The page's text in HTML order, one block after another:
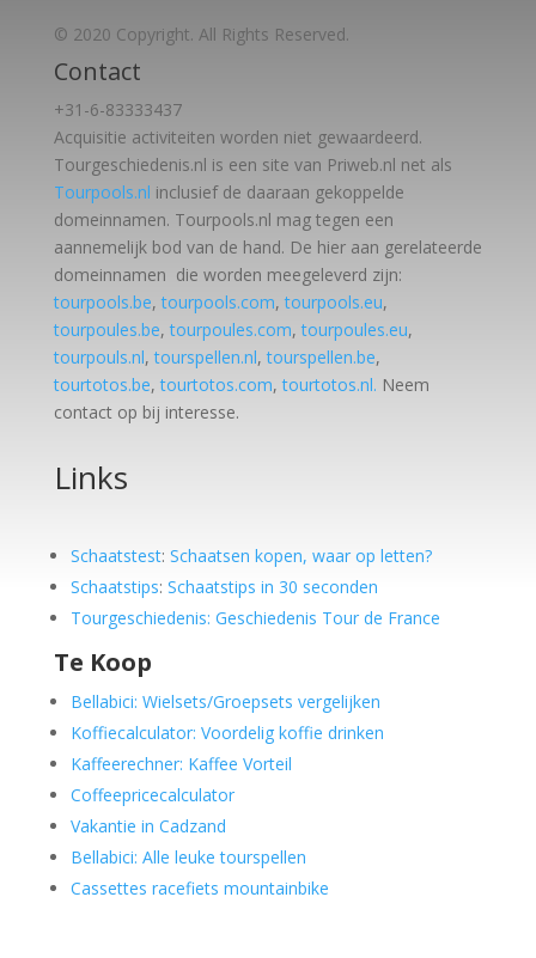
© 2020 Copyright. All Rights Reserved.
Contact
+31-6-83333437
Acquisitie activiteiten worden niet gewaardeerd.
Tourgeschiedenis.nl is een site van Priweb.nl net als
Tourpools.nl inclusief de daaraan gekoppelde
domeinnamen. Tourpools.nl mag tegen een
aannemelijk bod van de hand. De hier aan gerelateerde
domeinnamen die worden meegeleverd zijn:
tourpools.be,tourpools.com,tourpools.eu,
tourpoules.be,tourpoules.com,tourpoules.eu,
tourpouls.nl,tourspellen.nl,tourspellen.be,
tourtotos.be,tourtotos.com,tourtotos.nl. Neem
contact op bij interesse.
Links
Schaatstest: Schaatsen kopen, waar op letten?
Schaatstips: Schaatstips in 30 seconden
Tourgeschiedenis: Geschiedenis Tour de France
Te Koop
Bellabici: Wielsets/Groepsets vergelijken
Koffiecalculator: Voordelig koffie drinken
Kaffeerechner: Kaffee Vorteil
Coffeepricecalculator
Vakantie in Cadzand
Bellabici: Alle leuke tourspellen
Cassettes racefiets mountainbike